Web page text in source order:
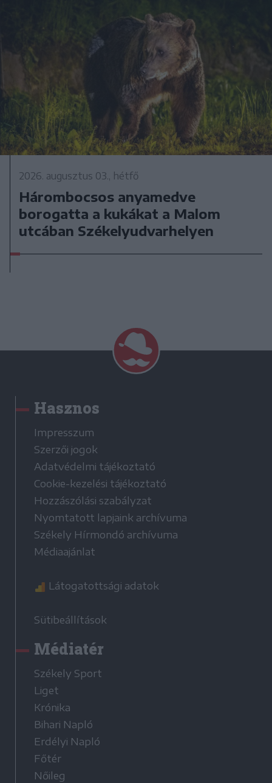
2026. augusztus 03., hétfő
Hárombocsos anyamedve
borogatta a kukákat a Malom
utcában Székelyudvarhelyen
Hasznos
Impresszum
Szerzői jogok
Adatvédelmi tájékoztató
Cookie-kezelési tájékoztató
Hozzászólási szabályzat
Nyomtatott lapjaink archívuma
Székely Hírmondó archívuma
Médiaajánlat
Látogatottsági adatok
Sütibeállítások
Médiatér
Székely Sport
Liget
Krónika
Bihari Napló
Erdélyi Napló
Főtér
Nőileg